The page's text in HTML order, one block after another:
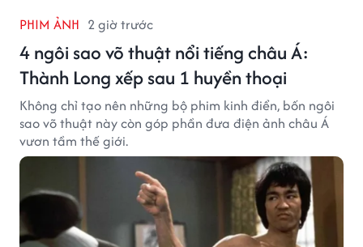
PHIM ẢNH 2 giờ trước
4 ngôi sao võ thuật nổi tiếng châu Á:
Thành Long xếp sau 1 huyền thoại
Không chỉ tạo nên những bộ phim kinh điển, bốn ngôi
sao võ thuật này còn góp phần đưa điện ảnh châu Á
vươn tầm thế giới.